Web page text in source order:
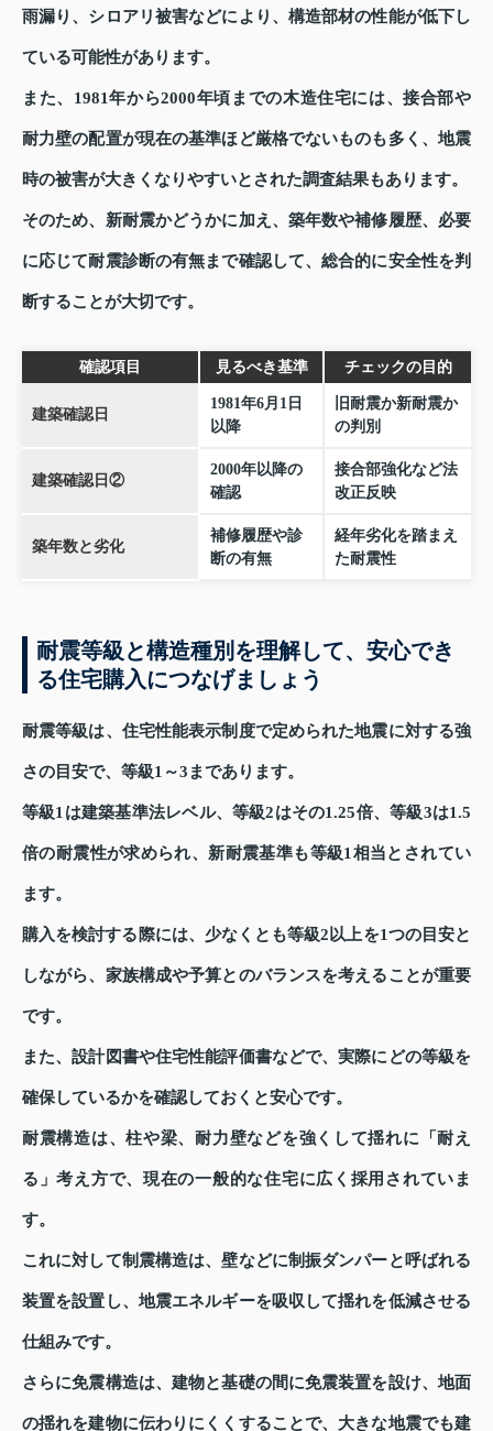
雨漏り、シロアリ被害などにより、構造部材の性能が低下し
ている可能性があります。
また、1981年から2000年頃までの木造住宅には、接合部や
耐力壁の配置が現在の基準ほど厳格でないものも多く、地震
時の被害が大きくなりやすいとされた調査結果もあります。
そのため、新耐震かどうかに加え、築年数や補修履歴、必要
に応じて耐震診断の有無まで確認して、総合的に安全性を判
断することが大切です。
確認項目 見るべき基準 チェックの目的
建築確認日
1981年6月1日
以降
旧耐震か新耐震か
の判別
建築確認日②
2000年以降の
確認
接合部強化など法
改正反映
築年数と劣化
補修履歴や診
断の有無
経年劣化を踏まえ
た耐震性
耐震等級と構造種別を理解して、安心でき
る住宅購入につなげましょう
耐震等級は、住宅性能表示制度で定められた地震に対する強
さの目安で、等級1～3まであります。
等級1は建築基準法レベル、等級2はその1.25倍、等級3は1.5
倍の耐震性が求められ、新耐震基準も等級1相当とされてい
ます。
購入を検討する際には、少なくとも等級2以上を1つの目安と
しながら、家族構成や予算とのバランスを考えることが重要
です。
また、設計図書や住宅性能評価書などで、実際にどの等級を
確保しているかを確認しておくと安心です。
耐震構造は、柱や梁、耐力壁などを強くして揺れに「耐え
る」考え方で、現在の一般的な住宅に広く採用されていま
す。
これに対して制震構造は、壁などに制振ダンパーと呼ばれる
装置を設置し、地震エネルギーを吸収して揺れを低減させる
仕組みです。
さらに免震構造は、建物と基礎の間に免震装置を設け、地面
の揺れを建物に伝わりにくくすることで、大きな地震でも建